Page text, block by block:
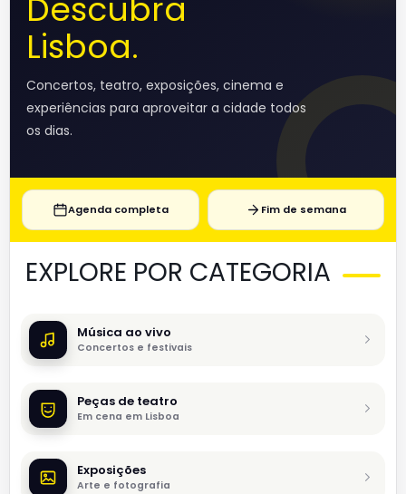
Descubra
Lisboa.
Concertos, teatro, exposições, cinema e
experiências para aproveitar a cidade todos
os dias.
Agenda completa Fim de semana
EXPLORE POR CATEGORIA
Música ao vivo
Concertos e festivais
Peças de teatro
Em cena em Lisboa
Exposições
Arte e fotografia